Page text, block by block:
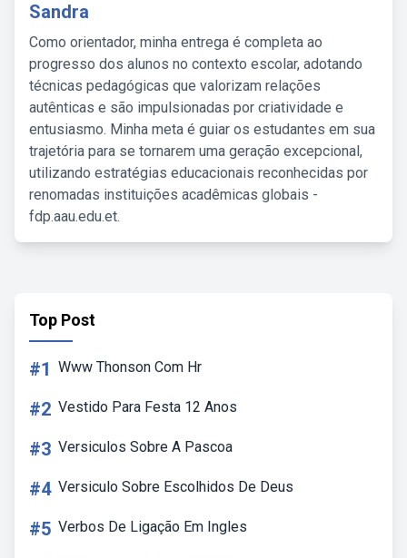
Sandra
Como orientador, minha entrega é completa ao
progresso dos alunos no contexto escolar, adotando
técnicas pedagógicas que valorizam relações
autênticas e são impulsionadas por criatividade e
entusiasmo. Minha meta é guiar os estudantes em sua
trajetória para se tornarem uma geração excepcional,
utilizando estratégias educacionais reconhecidas por
renomadas instituições acadêmicas globais -
fdp.aau.edu.et.
Top Post
#1 Www Thonson Com Hr
#2 Vestido Para Festa 12 Anos
#3 Versiculos Sobre A Pascoa
#4 Versiculo Sobre Escolhidos De Deus
#5 Verbos De Ligação Em Ingles